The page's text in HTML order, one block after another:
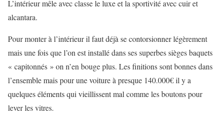
L’intérieur mêle avec classe le luxe et la sportivité avec cuir et
alcantara.
Pour monter à l’intérieur il faut déjà se contorsionner légèrement
mais une fois que l’on est installé dans ses superbes sièges baquets
« capitonnés » on n’en bouge plus. Les finitions sont bonnes dans
l’ensemble mais pour une voiture à presque 140.000€ il y a
quelques éléments qui vieillissent mal comme les boutons pour
lever les vitres.